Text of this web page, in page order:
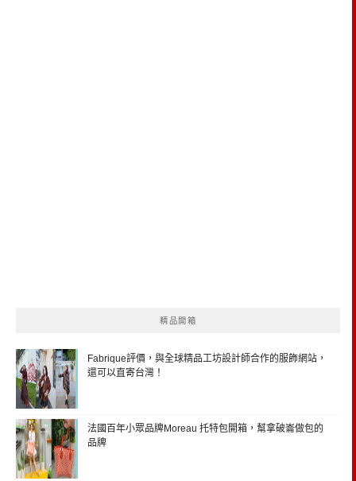
精品開箱
Fabrique評價，與全球精品工坊設計師合作的服飾網站，
還可以直寄台灣！
法國百年小眾品牌Moreau 托特包開箱，幫拿破崙做包的
品牌